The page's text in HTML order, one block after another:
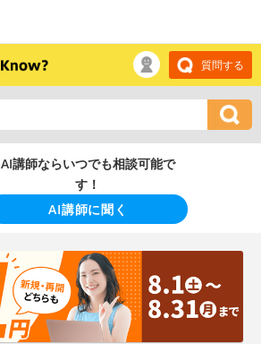
質問する
AI講師ならいつでも相談可能で
す！
AI講師に聞く